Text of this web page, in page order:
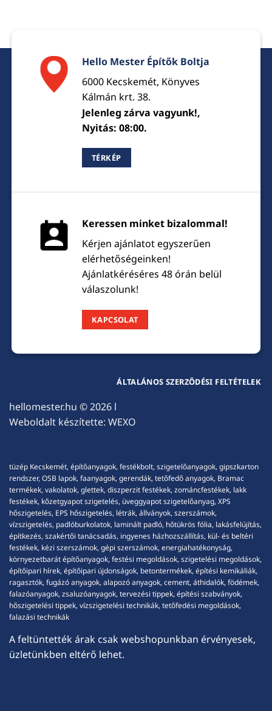
Hello Mester Építők Boltja
6000 Kecskemét, Könyves
Kálmán krt. 38.
Jelenleg zárva vagyunk!,
Nyitás: 08:00.
TÉRKÉP
Keressen minket bizalommal!
Kérjen ajánlatot egyszerűen
elérhetőségeinken!
Ajánlatkéréséres 48 órán belül
válaszolunk!
KAPCSOLAT
hellomester.hu © 2026 l
Weboldalt készítette: WEXO
ÁLTALÁNOS SZERZŐDÉSI FELTÉTELEK
tüzép Kecskemét, építőanyagok, festékbolt, szigetelőanyagok, gipszkarton
rendszer, OSB lapok, faanyagok, gerendák, tetőfedő anyagok, Bramac
termékek, vakolatok, glettek, diszperzit festékek, zománcfestékek, lakk
festékek, kőzetgyapot szigetelés, üveggyapot szigetelőanyag, XPS
hőszigetelés, EPS hőszigetelés, létrák, állványok, szerszámok,
vízszigetelés, padlóburkolatok, laminált padló, hőtükrös fólia, lakásfelújítás,
építkezés, szakértői tanácsadás, ingyenes házhozszállítás, kül- és beltéri
festékek, kézi szerszámok, gépi szerszámok, energiahatékonyság,
környezetbarát építőanyagok, festési megoldások, szigetelési megoldások,
építőipari hírek, építőipari újdonságok, betontermékek, építési kemikáliák,
ragasztók, fugázó anyagok, alapozó anyagok, cement, áthidalók, födémek,
falazóanyagok, zsaluzóanyagok, tervezési tippek, építési szabványok,
hőszigetelési tippek, vízszigetelési technikák, tetőfedési megoldások,
falazási technikák
A feltüntették árak csak webshopunkban érvényesek,
üzletünkben eltérő lehet.